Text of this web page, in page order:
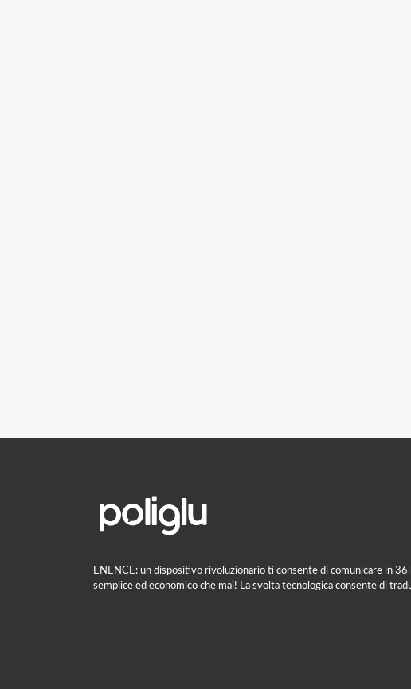
ENENCE: un dispositivo rivoluzionario ti consente di comunicare in
semplice ed economico che mai! La svolta tecnologica consente di